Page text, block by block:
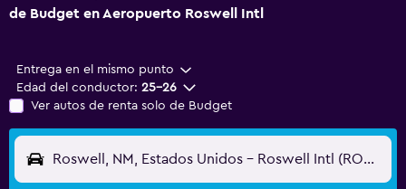
de Budget en Aeropuerto Roswell Intl
Entrega en el mismo punto
Edad del conductor: 25-26
Ver autos de renta solo de Budget
Roswell, NM, Estados Unidos - Roswell Intl (ROW)